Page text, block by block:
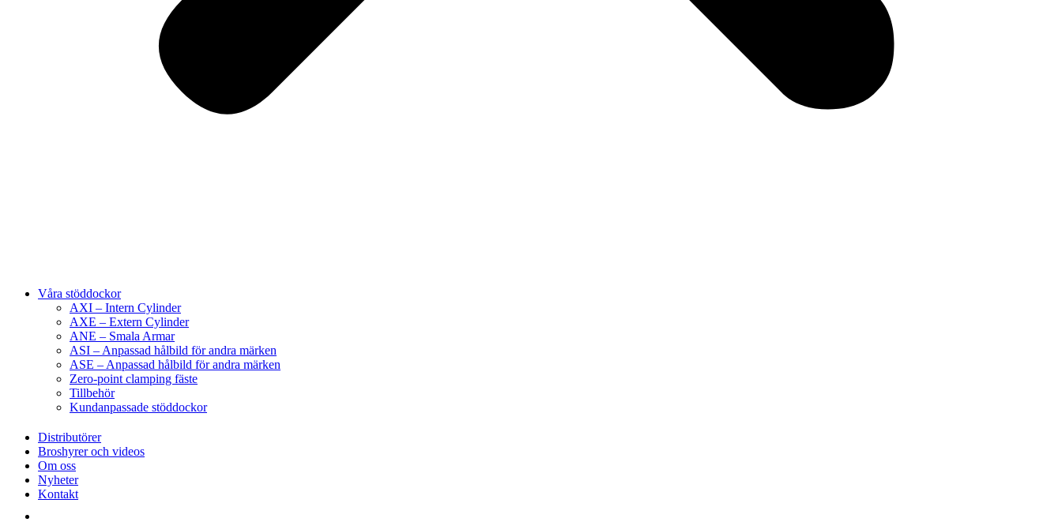
Våra stöddockor
AXI – Intern Cylinder
AXE – Extern Cylinder
ANE – Smala Armar
ASI – Anpassad hålbild för andra märken
ASE – Anpassad hålbild för andra märken
Zero-point clamping fäste
Tillbehör
Kundanpassade stöddockor
Distributörer
Broshyrer och videos
Om oss
Nyheter
Kontakt